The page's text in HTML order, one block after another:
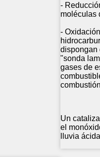
-
moléculas
-
dispongan
"sonda
gases de
Un
el
lluvia